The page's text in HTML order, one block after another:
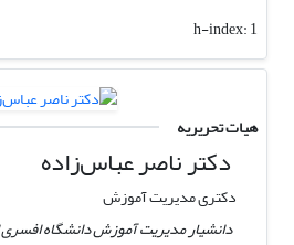
h-index:1
هیات تحریریه
دکتر ناصر عباس‌زاده
دکتری مدیریت آموزش
دانشیار مدیریت آموزش دانشگاه